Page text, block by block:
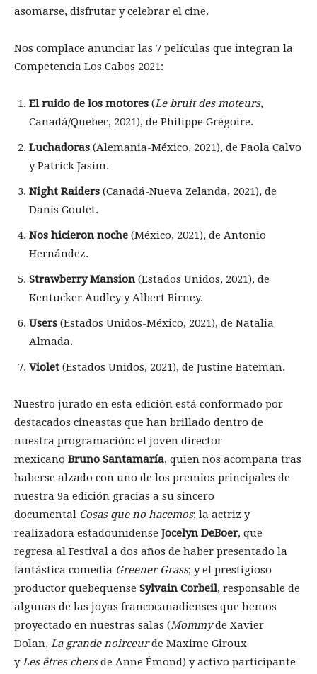
asomarse, disfrutar y celebrar el cine.
Nos complace anunciar las 7 películas que integran la
Competencia Los Cabos 2021:
El ruido de los motores (Le bruit des moteurs,
Canadá/Quebec, 2021), de Philippe Grégoire.
Luchadoras (Alemania-México, 2021), de Paola Calvo
y Patrick Jasim.
Night Raiders (Canadá-Nueva Zelanda, 2021), de
Danis Goulet.
Nos hicieron noche (México, 2021), de Antonio
Hernández.
Strawberry Mansion (Estados Unidos, 2021), de
Kentucker Audley y Albert Birney.
Users (Estados Unidos-México, 2021), de Natalia
Almada.
Violet (Estados Unidos, 2021), de Justine Bateman.
Nuestro jurado en esta edición está conformado por
destacados cineastas que han brillado dentro de
nuestra programación: el joven director
mexicano Bruno Santamaría, quien nos acompaña tras
haberse alzado con uno de los premios principales de
nuestra 9a edición gracias a su sincero
documental Cosas que no hacemos; la actriz y
realizadora estadounidense Jocelyn DeBoer, que
regresa al Festival a dos años de haber presentado la
fantástica comedia Greener Grass; y el prestigioso
productor quebequense Sylvain Corbeil, responsable de
algunas de las joyas francocanadienses que hemos
proyectado en nuestras salas (Mommyde Xavier
Dolan, La grande noirceurde Maxime Giroux
yLes êtreschersde Anne Émond) y activo participante